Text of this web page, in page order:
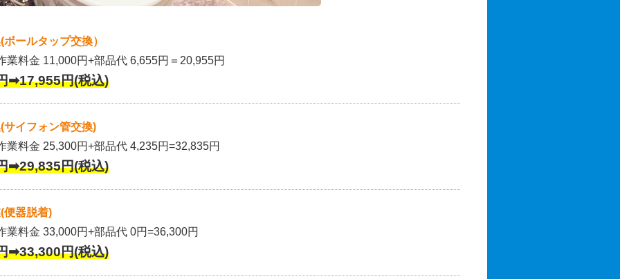
ールタップ交換）
業料金 11,000円+部品代 6,655円＝20,955円
➡17,955円(税込)
サイフォン管交換)
業料金 25,300円+部品代 4,235円=32,835円
➡29,835円(税込)
便器脱着)
業料金 33,000円+部品代 0円=36,300円
➡33,300円(税込)